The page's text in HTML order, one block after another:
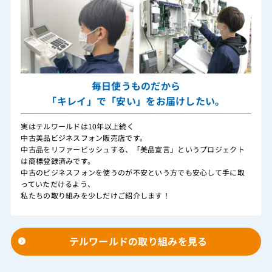
毎日使うものだから
「キレイ」で「安い」をお届けしたい。
実はテルワールドは10年以上続く
中古美品ビジネスフォン販売店です。
中古品をリファービッシュする、「美品宣言」というプロジェクト
は商標登録済みです。
中古のビジネスフォンを使うのが不安という方でも安心して手に取
っていただけるよう、
私たちの取り組みを少しだけご紹介します！
テルワールドの取り組みを見る